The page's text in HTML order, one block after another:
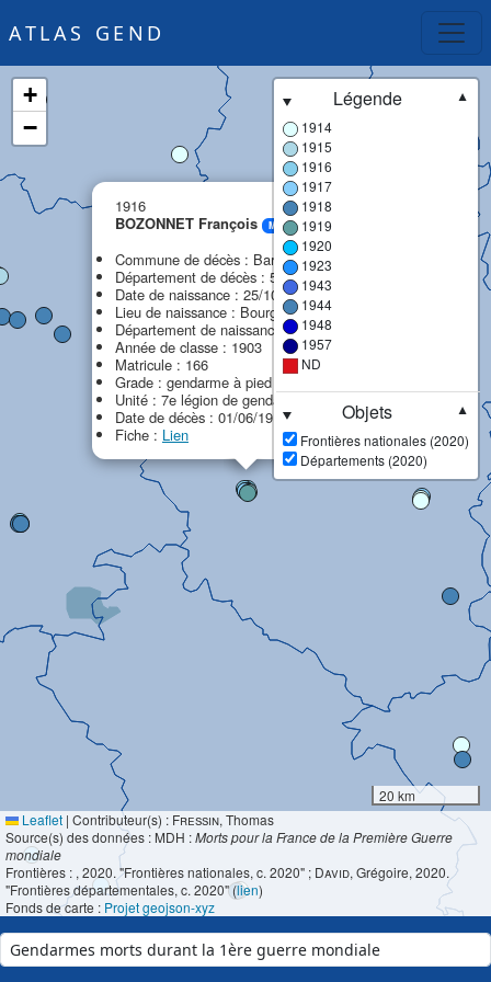
ATLAS GEND
1916
BOZONNET François
MPF
Commune de décès : Bar-le-Duc
Département de décès : 55 - Meuse
Date de naissance : 25/10/1883
Lieu de naissance : Bourg-en-Bresse
Département de naissance : 01 - Ain
Année de classe : 1903
Matricule : 166
Grade : gendarme à pied
Unité : 7e légion de gendarmerie (7e LG)
Date de décès : 01/06/1916
Fiche : Lien
+
−
Légende
▼
1914
1915
1916
1917
1918
1919
1920
1923
1943
1944
1948
1957
ND
Objets
▼
Frontières nationales (2020)
Départements (2020)
20 km
Leaflet | Contributeur(s) : Fressin, Thomas
Source(s) des données : MDH :Morts pour la France de la Première Guerre
mondiale
Frontières : , 2020. "Frontières nationales, c. 2020" ; David, Grégoire, 2020.
"Frontières départementales, c. 2020" (lien)
Fonds de carte : Projet geojson-xyz